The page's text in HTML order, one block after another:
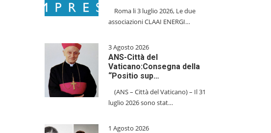
​Roma li 3 luglio 2026, Le due
associazioni CLAAI ENERGI…
3 Agosto 2026
ANS-Città del
Vaticano:Consegna della
“Positio sup…
(ANS – Città del Vaticano) – Il 31
luglio 2026 sono stat…
1 Agosto 2026